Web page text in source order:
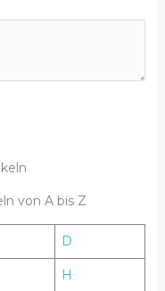
von A bis Z
D
H